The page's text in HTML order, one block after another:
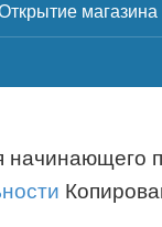
магазина